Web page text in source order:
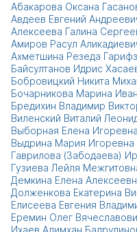
Абакарова Оксана
Авдеев Евгений
Алексеева Галина
Амиров Расул
Ахметшина Резеда
Байсултанов Идрис
Бобровицкий Никита
Бочарникова Марина
Бредихин Владимир
Виленский Виталий
Выборная Елена Игоревна
Выдрина Мария Игоревна
Гаврилова (Забодаева)
Гузиева Лейля
Демкина Елена
Долженкова Екатерина
Елисеева Евгения
Еремин Олег
Ихаев Алимхан